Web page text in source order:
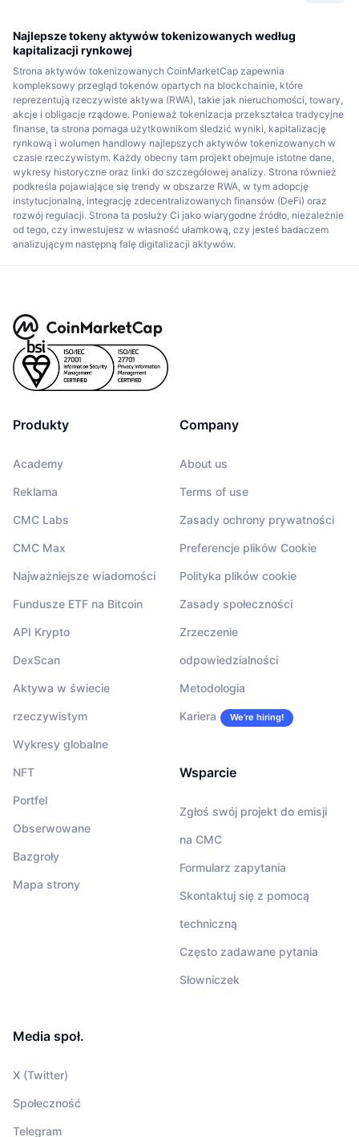
Najlepsze tokeny aktywów tokenizowanych według
kapitalizacji rynkowej
Strona aktywów tokenizowanych CoinMarketCap zapewnia
kompleksowy przegląd tokenów opartych na blockchainie, które
reprezentują rzeczywiste aktywa (RWA), takie jak nieruchomości, towary,
akcje i obligacje rządowe. Ponieważ tokenizacja przekształca tradycyjne
finanse, ta strona pomaga użytkownikom śledzić wyniki, kapitalizację
rynkową i wolumen handlowy najlepszych aktywów tokenizowanych w
czasie rzeczywistym. Każdy obecny tam projekt obejmuje istotne dane,
wykresy historyczne oraz linki do szczegółowej analizy. Strona również
podkreśla pojawiające się trendy w obszarze RWA, w tym adopcję
instytucjonalną, integrację zdecentralizowanych finansów (DeFi) oraz
rozwój regulacji. Strona ta posłuży Ci jako wiarygodne źródło, niezależnie
od tego, czy inwestujesz w własność ułamkową, czy jesteś badaczem
analizującym następną falę digitalizacji aktywów.
Produkty
Academy
Reklama
CMC Labs
CMC Max
Najważniejsze wiadomości
Fundusze ETF na Bitcoin
API Krypto
DexScan
Aktywa w świecie
rzeczywistym
Wykresy globalne
NFT
Portfel
Obserwowane
Bazgroły
Mapa strony
Company
About us
Terms of use
Zasady ochrony prywatności
Preferencje plików Cookie
Polityka plików cookie
Zasady społeczności
Zrzeczenie
odpowiedzialności
Metodologia
Kariera We’re hiring!
Wsparcie
Zgłoś swój projekt do emisji
na CMC
Formularz zapytania
Skontaktuj się z pomocą
techniczną
Często zadawane pytania
Słowniczek
Media społ.
X (Twitter)
Społeczność
Telegram